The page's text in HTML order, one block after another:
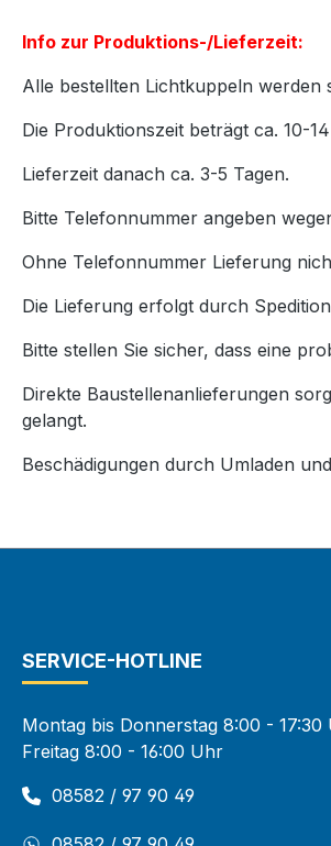
Info zur Produktions-/Lieferzeit:
Alle bestellten Lichtkuppeln
Die Produktionszeit beträgt ca. 10-
Lieferzeit danach ca. 3-5 Tagen.
Bitte Telefonnummer angeben
Ohne Telefonnummer Lieferung
Die Lieferung erfolgt durch
Bitte stellen Sie sicher, dass eine
Direkte Baustellenanlieferungen
gelangt.
Beschädigungen durch Umladen
SERVICE-HOTLINE
Montag bis Donnerstag 8:00 - 17:30
Freitag 8:00 - 16:00 Uhr
08582 / 97 90 49